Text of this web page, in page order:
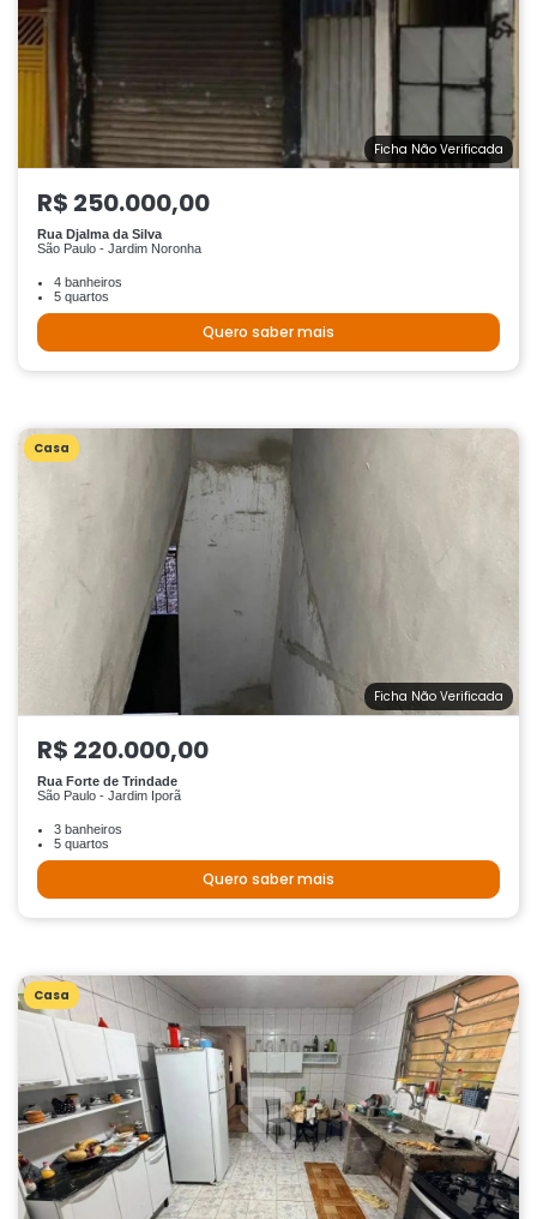
Ficha Não Verificada
R$ 250.000,00
Rua Djalma da Silva
São Paulo - Jardim Noronha
4 banheiros
5 quartos
Quero saber mais
Casa
Ficha Não Verificada
R$ 220.000,00
Rua Forte de Trindade
São Paulo - Jardim Iporã
3 banheiros
5 quartos
Quero saber mais
Casa